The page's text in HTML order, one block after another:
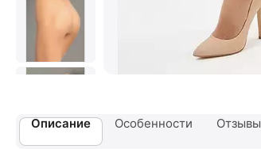
Описание Особенности Отзывы